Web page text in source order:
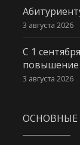
3 августа 2026
С 1
повышение
3 августа 2026
ОСНОВНЫЕ